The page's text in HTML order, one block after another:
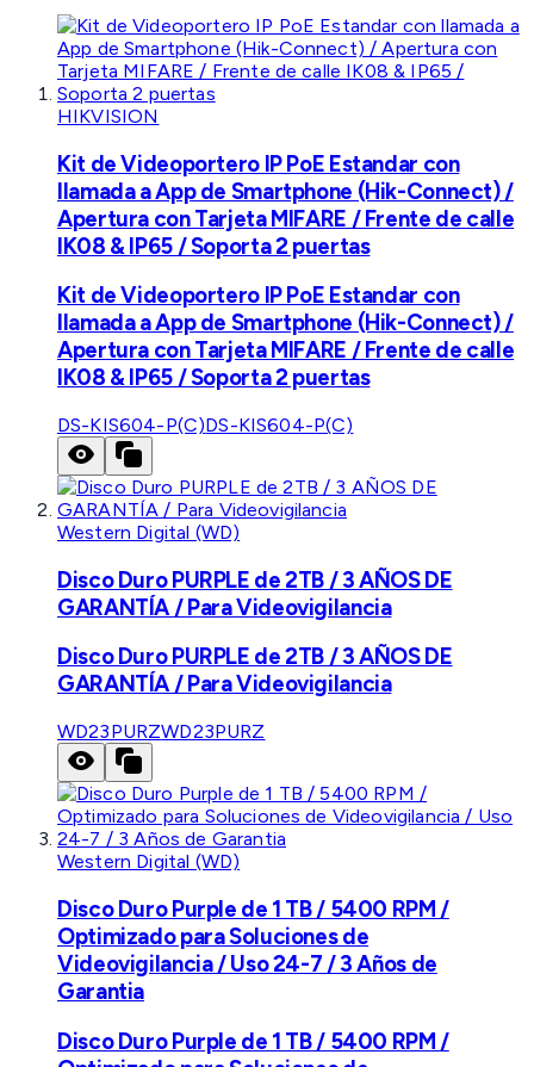
HIKVISION
Kit de Videoportero IP PoE Estandar con
llamada a App de Smartphone (Hik-Connect) /
Apertura con Tarjeta MIFARE / Frente de calle
IK08 & IP65 / Soporta 2 puertas
Kit de Videoportero IP PoE Estandar con
llamada a App de Smartphone (Hik-Connect) /
Apertura con Tarjeta MIFARE / Frente de calle
IK08 & IP65 / Soporta 2 puertas
DS-KIS604-P(C)DS-KIS604-P(C)
Western Digital (WD)
Disco Duro PURPLE de 2TB / 3 AÑOS DE
GARANTÍA / Para Videovigilancia
Disco Duro PURPLE de 2TB / 3 AÑOS DE
GARANTÍA / Para Videovigilancia
WD23PURZWD23PURZ
Western Digital (WD)
Disco Duro Purple de 1 TB / 5400 RPM /
Optimizado para Soluciones de
Videovigilancia / Uso 24-7 / 3 Años de
Garantia
Disco Duro Purple de 1 TB / 5400 RPM /